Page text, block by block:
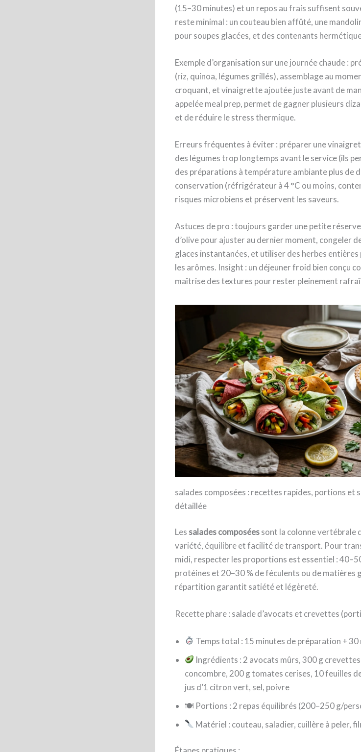
(15–30 minutes) et un repos au frais suffisent
reste minimal : un couteau bien affûté, une
pour soupes glacées, et des contenants
Exemple d’organisation sur une journée chaude :
(riz, quinoa, légumes grillés), assemblage au
croquant, et vinaigrette ajoutée juste avant de
appelée meal prep, permet de gagner plusieurs
et de réduire le stress thermique.
Erreurs fréquentes à éviter : préparer une
des légumes trop longtemps avant le service (ils
des préparations à température ambiante plus de
conservation (réfrigérateur à 4 °C ou moins,
risques microbiens et préservent les saveurs.
Astuces de pro : toujours garder une petite réserve
d’olive pour ajuster au dernier moment, congeler
glaces instantanées, et utiliser des herbes
les arômes. Insight : un déjeuner froid bien conçu
maîtrise des textures pour rester pleinement
salades composées : recettes rapides, portions et
détaillée
Les salades composéessont la colonne vertébrale
variété, équilibre et facilité de transport. Pour
midi, respecter les proportions est essentiel :
protéines et 20–30 % de féculents ou de
répartition garantit satiété et légèreté.
Recette phare : salade d’avocats et crevettes
Temps total : 15 minutes de préparation +
Ingrédients : 2 avocats mûrs, 300 g
concombre, 200 g tomates cerises, 10 feuilles de
jus d’1 citron vert, sel, poivre
🍽 Portions : 2 repas équilibrés (200–250 g/
Matériel : couteau, saladier, cuillère à peler,